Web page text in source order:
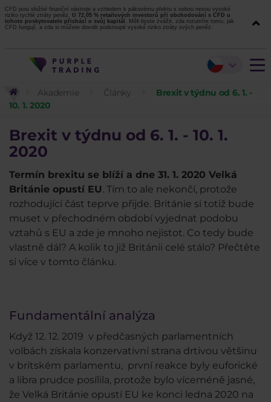
CFD jsou složité finanční nástroje a vzhledem k pákovému efektu s sebou nesou vysoké
riziko rychlé ztráty peněz. U 72,05 % retailových investorů při obchodování s CFD u
tohoto poskytovatele přichází o svůj kapitál. Měli byste zvážit, zda rozumíte tomu, jak
CFD fungují, a zda si můžete dovolit podstoupit vysoké riziko ztráty svých peněz.
Akademie Články
Brexit v týdnu od 6. 1. -
10. 1. 2020
Brexit v týdnu od 6. 1. - 10. 1.
2020
Termín brexitu se blíží a dne 31. 1. 2020 Velká
Británie opustí EU. Tím to ale nekončí, protože
rozhodující část teprve přijde. Británie si totiž bude
muset v přechodném období vyjednat podobu
vztahů s EU a zde je mnoho nejistot. Co tedy bude
vlastně dál? A kolik to již Británii celé stálo? Přečtěte
si více v tomto článku.
Fundamentální analýza
Když 12. 12. 2019 v předčasných parlamentních
volbách získala konzervativní strana drtivou většinu
v britském parlamentu, první reakce byly euforické
a libra prudce posílila, protože bylo víceméně jasné,
že Velká Británie opustí EU ke konci ledna 2020 na